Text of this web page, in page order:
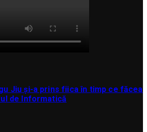
Jiu și-a prins fiica în timp ce făcea
de Informatică